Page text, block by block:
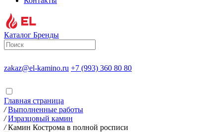
Каталог Бренды
zakaz@el-kamino.ru +7 (993) 360 80 80
Главная страница
/ Выполненные работы
/ Изразцовый камин
/ Камин Кострома в полной росписи